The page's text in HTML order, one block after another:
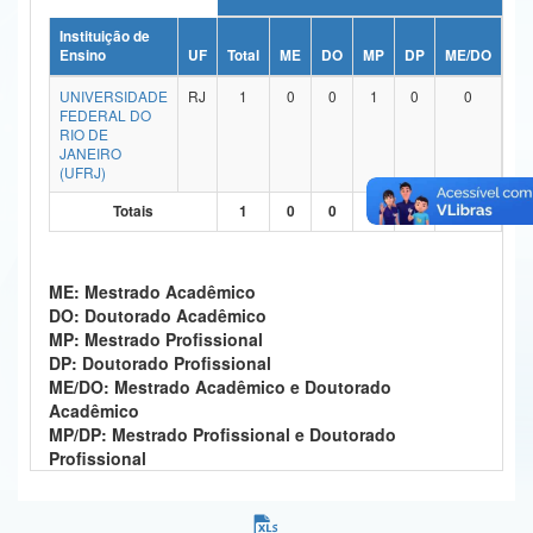
Ministério da Ciência, Tecnologia, Inovações e Comunicações
Ministério do Meio Ambiente
Ministério do Turismo
Ministério do Desenvolvimento Regional
Controladoria-Geral da União
Secretaria-Geral
Secretaria de Governo
Gabinete de Segurança Institucional
Advocacia-Geral da União
Instituição de
Ensino
UF Total ME DO MP DP ME/DO
UNIVERSIDADE
FEDERAL DO
RIO DE
JANEIRO
(UFRJ)
RJ 1 0 0 1 0 0
Totais 1 0 0 0 0
ME: Mestrado Acadêmico
DO: Doutorado Acadêmico
MP: Mestrado Profissional
DP: Doutorado Profissional
ME/DO: Mestrado Acadêmico e Doutorado
Acadêmico
MP/DP: Mestrado Profissional e Doutorado
Profissional